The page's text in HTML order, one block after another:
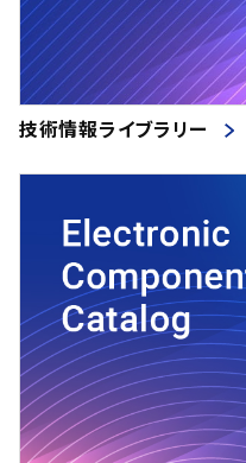
技術情報ライブラリー